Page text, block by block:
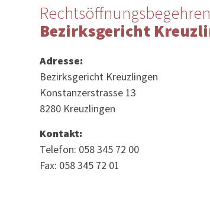
Bezirksgericht
Adresse:
Bezirksgericht Kreuzlingen
Konstanzerstrasse 13
8280 Kreuzlingen
Kontakt:
Telefon: 058 345 72 00
Fax: 058 345 72 01